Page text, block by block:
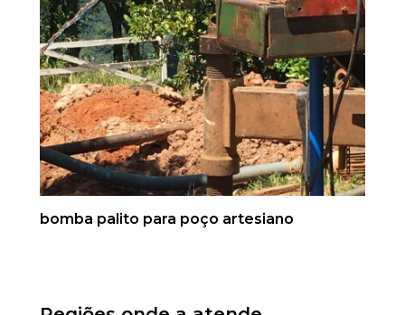
bomba palito para poço artesiano